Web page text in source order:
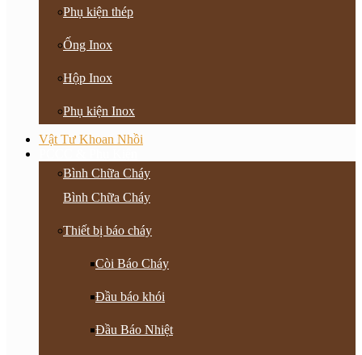
Phụ kiện thép
Ống Inox
Hộp Inox
Phụ kiện Inox
Vật Tư Khoan Nhồi
Bình Chữa Cháy
Bình Chữa Cháy
Thiết bị báo cháy
Còi Báo Cháy
Đầu báo khói
Đầu Báo Nhiệt